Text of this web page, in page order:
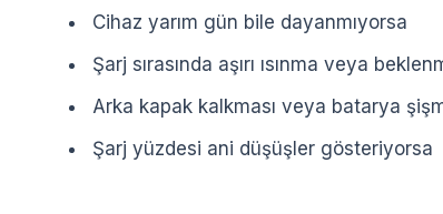
Cihaz yarım gün bile dayanmıyorsa
Şarj sırasında aşırı ısınma veya
Arka kapak kalkması veya batarya
Şarj yüzdesi ani düşüşler gösteriyorsa